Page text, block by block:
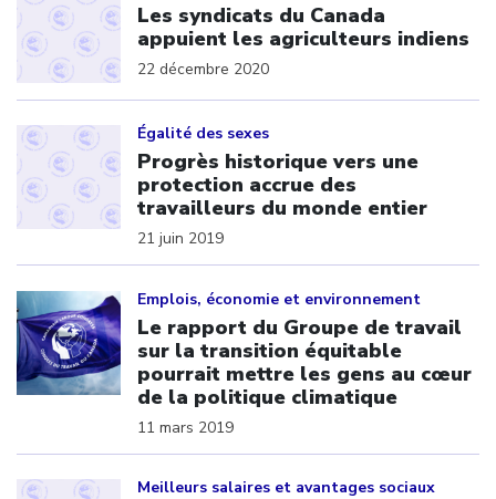
Les syndicats du Canada
appuient les agriculteurs indiens
22 décembre 2020
Égalité des sexes
Progrès historique vers une
protection accrue des
travailleurs du monde entier
21 juin 2019
Emplois, économie et environnement
Le rapport du Groupe de travail
sur la transition équitable
pourrait mettre les gens au cœur
de la politique climatique
11 mars 2019
Meilleurs salaires et avantages sociaux